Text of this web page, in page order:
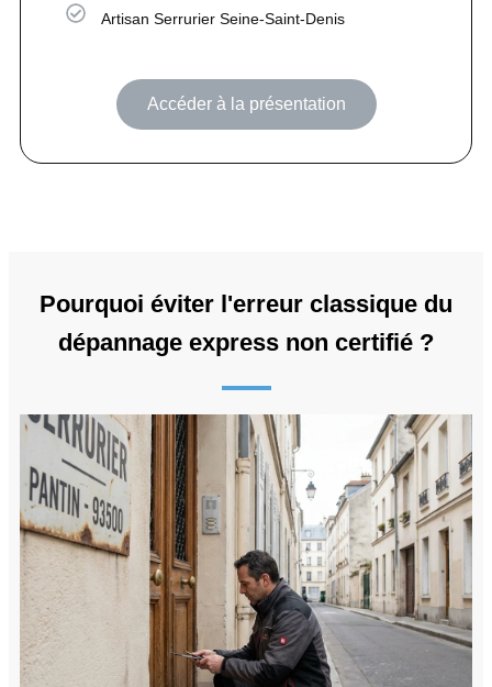
Artisan Serrurier Seine-Saint-Denis
Accéder à la présentation
Pourquoi éviter l'erreur classique du
dépannage express non certifié ?